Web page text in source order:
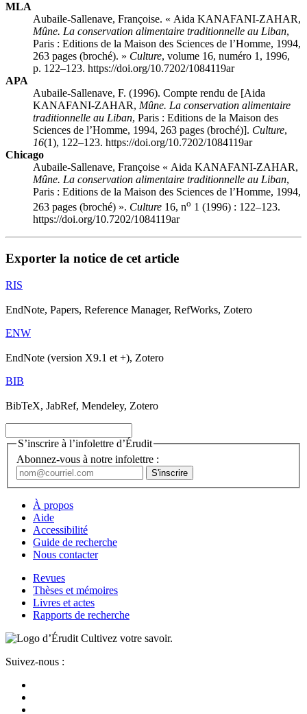
MLA
Aubaile-Sallenave, Françoise. « Aida KANAFANI-ZAHAR,
Mûne. La conservation alimentaire traditionnelle au Liban,
Paris : Editions de la Maison des Sciences de l’Homme, 1994,
263 pages (broché). » Culture, volume 16, numéro 1, 1996,
p. 122–123. https://doi.org/10.7202/1084119ar
APA
Aubaile-Sallenave, F. (1996). Compte rendu de [Aida
KANAFANI-ZAHAR, Mûne. La conservation alimentaire
traditionnelle au Liban, Paris : Editions de la Maison des
Sciences de l’Homme, 1994, 263 pages (broché)]. Culture,
16(1), 122–123. https://doi.org/10.7202/1084119ar
Chicago
Aubaile-Sallenave, Françoise « Aida KANAFANI-ZAHAR,
Mûne. La conservation alimentaire traditionnelle au Liban,
Paris : Editions de la Maison des Sciences de l’Homme, 1994,
263 pages (broché) ». Culture 16, no 1 (1996) : 122–123.
https://doi.org/10.7202/1084119ar
Exporter la notice de cet article
RIS
EndNote, Papers, Reference Manager, RefWorks, Zotero
ENW
EndNote (version X9.1 et +), Zotero
BIB
BibTeX, JabRef, Mendeley, Zotero
S’inscrire à l’infolettre d’Érudit
Abonnez-vous à notre infolettre :
À propos
Aide
Accessibilité
Guide de recherche
Nous contacter
Revues
Thèses et mémoires
Livres et actes
Rapports de recherche
Cultivez votre savoir.
Suivez-nous :